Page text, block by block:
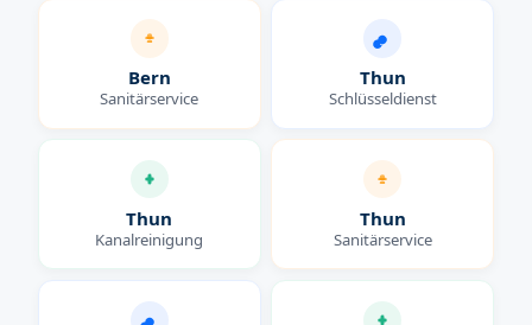
Bern
Sanitärservice
Thun
Schlüsseldienst
Thun
Kanalreinigung
Thun
Sanitärservice